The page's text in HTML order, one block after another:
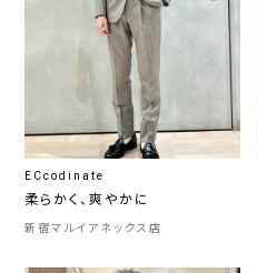
ECcodinate
柔らかく、爽やかに
新宿マルイアネックス店